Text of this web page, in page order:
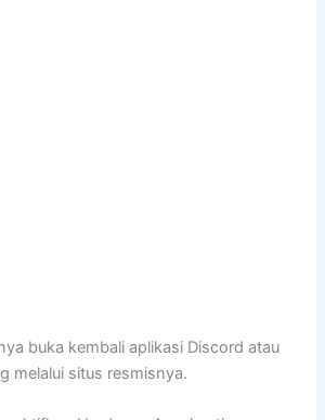
buka kembali aplikasi Discord atau
melalui situs resmisnya.